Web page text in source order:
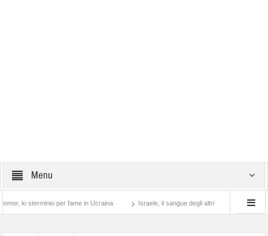
Menu
sterminio per fame in Ucraina Israele, il sangue degli altri Lotta di classe…